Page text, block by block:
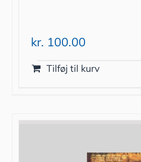
kr. 100.00
Tilføj til kurv